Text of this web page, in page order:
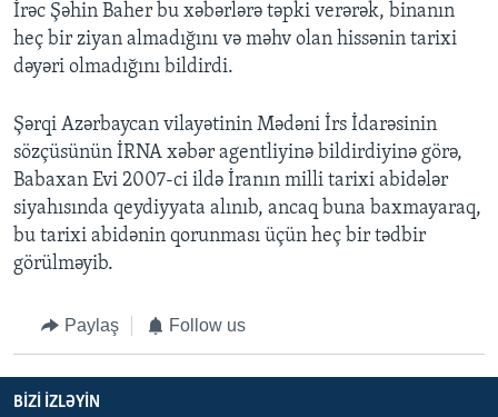
İrəc Şəhin Baher bu xəbərlərə təpki verərək, binanın
heç bir ziyan almadığını və məhv olan hissənin tarixi
dəyəri olmadığını bildirdi.
Şərqi Azərbaycan vilayətinin Mədəni İrs İdarəsinin
sözçüsünün İRNA xəbər agentliyinə bildirdiyinə görə,
Babaxan Evi 2007-ci ildə İranın milli tarixi abidələr
siyahısında qeydiyyata alınıb, ancaq buna baxmayaraq,
bu tarixi abidənin qorunması üçün heç bir tədbir
görülməyib.
Paylaş Follow us
BIZI IZLƏYIN